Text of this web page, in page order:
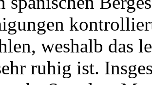
weshalb das
ruhig ist.